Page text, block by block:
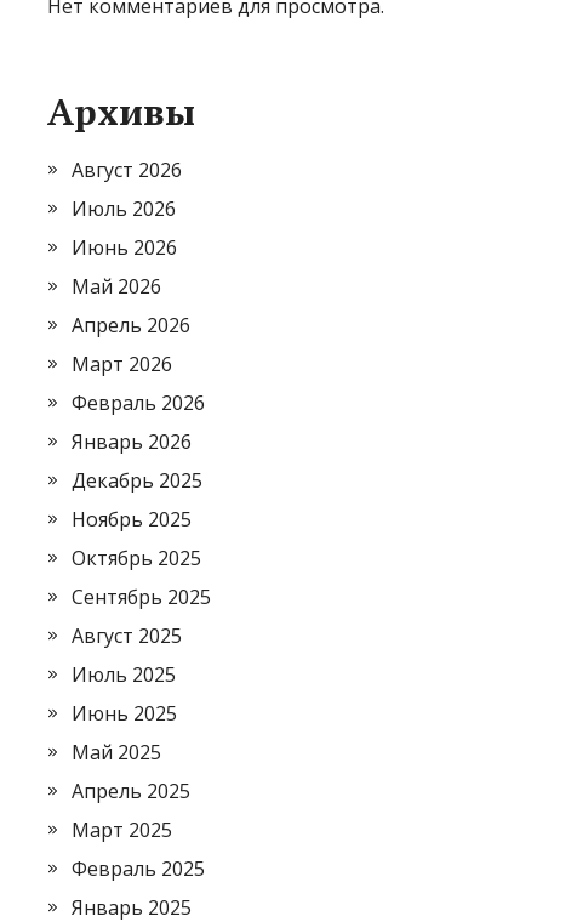
Нет комментариев для просмотра.
Архивы
Август 2026
Июль 2026
Июнь 2026
Май 2026
Апрель 2026
Март 2026
Февраль 2026
Январь 2026
Декабрь 2025
Ноябрь 2025
Октябрь 2025
Сентябрь 2025
Август 2025
Июль 2025
Июнь 2025
Май 2025
Апрель 2025
Март 2025
Февраль 2025
Январь 2025